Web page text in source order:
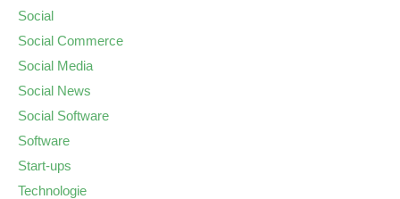
Social
Social Commerce
Social Media
Social News
Social Software
Software
Start-ups
Technologie